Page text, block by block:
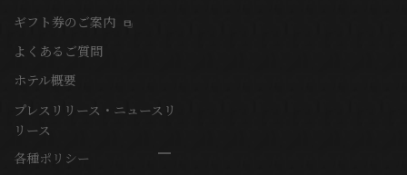
ギフト券のご案内
よくあるご質問
ホテル概要
プレスリリース・ニュースリ
リース
各種ポリシー